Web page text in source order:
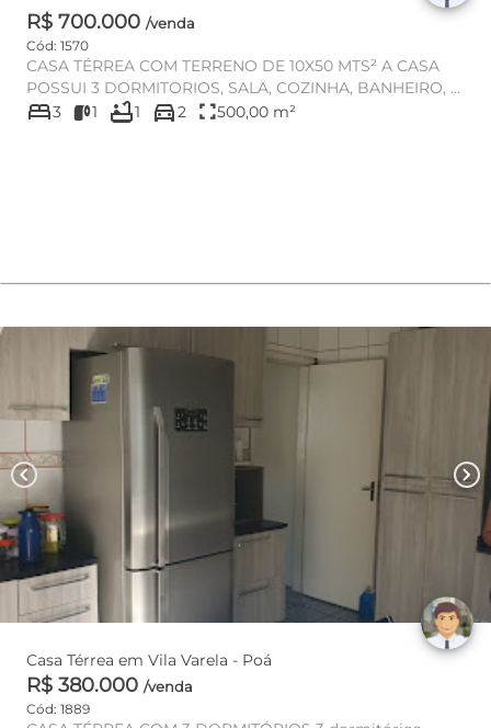
R$ 700.000 /venda
Cód: 1570
CASA TÉRREA COM TERRENO DE 10X50 MTS² A CASA
POSSUI 3 DORMITORIOS, SALA, COZINHA, BANHEIRO, 2
VAGAS, EDICULA CO...
bed3 1 bathtub1 directions_car2 fullscreen500,00 m²
chevron_left chevron_right
Casa Térrea em Vila Varela - Poá
R$ 380.000 /venda
Cód: 1889